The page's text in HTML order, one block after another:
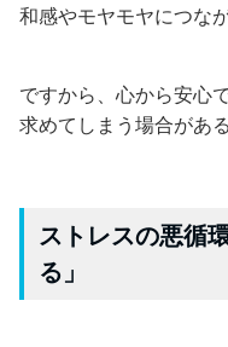
和感やモヤモヤにつな
ですから、心から安心
求めてしまう場合があ
ストレスの悪循
る」